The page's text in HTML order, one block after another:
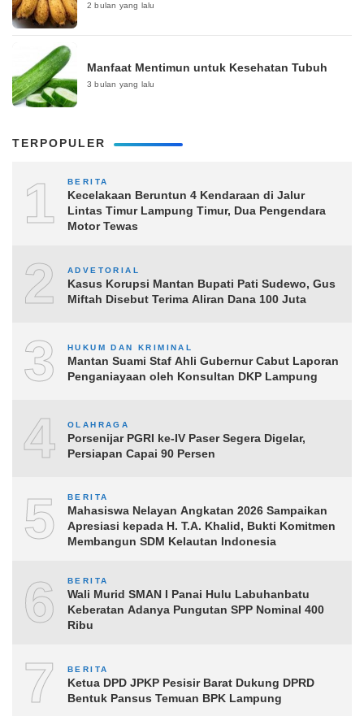
2 bulan yang lalu
Manfaat Mentimun untuk Kesehatan Tubuh
3 bulan yang lalu
TERPOPULER
1 BERITA
Kecelakaan Beruntun 4 Kendaraan di Jalur
Lintas Timur Lampung Timur, Dua Pengendara
Motor Tewas
2 ADVETORIAL
Kasus Korupsi Mantan Bupati Pati Sudewo, Gus
Miftah Disebut Terima Aliran Dana 100 Juta
3 HUKUM DAN KRIMINAL
Mantan Suami Staf Ahli Gubernur Cabut Laporan
Penganiayaan oleh Konsultan DKP Lampung
4 OLAHRAGA
Porsenijar PGRI ke-IV Paser Segera Digelar,
Persiapan Capai 90 Persen
5 BERITA
Mahasiswa Nelayan Angkatan 2026 Sampaikan
Apresiasi kepada H. T.A. Khalid, Bukti Komitmen
Membangun SDM Kelautan Indonesia
6 BERITA
Wali Murid SMAN I Panai Hulu Labuhanbatu
Keberatan Adanya Pungutan SPP Nominal 400
Ribu
7 BERITA
Ketua DPD JPKP Pesisir Barat Dukung DPRD
Bentuk Pansus Temuan BPK Lampung